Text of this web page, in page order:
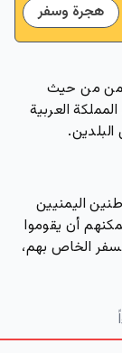
هجرة وسفر
من حيث
العربية
اليمنيين
أن يقوموا
الخاص بهم،